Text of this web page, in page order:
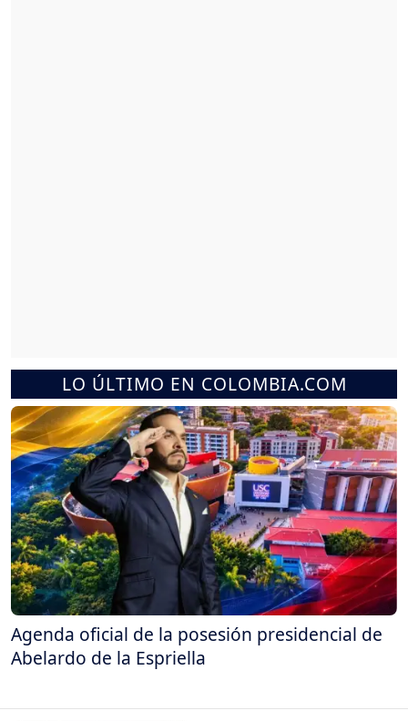
LO ÚLTIMO EN COLOMBIA.COM
Agenda oficial de la posesión presidencial de
Abelardo de la Espriella